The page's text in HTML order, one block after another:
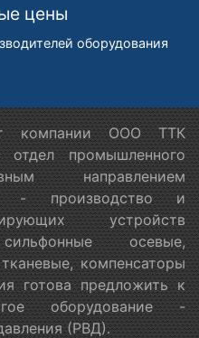
цены
оборудования
компании ООО ТТК
промышленного
направлением
- производство и
устройств
осевые,
компенсаторы
готова предложить к
оборудование -
(РВД).